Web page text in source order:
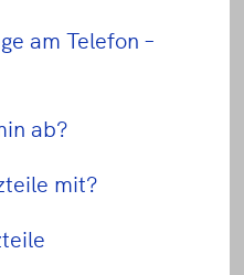
am Telefon –
ab?
mit?